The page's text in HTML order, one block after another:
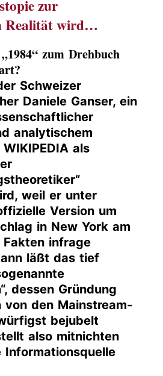
zur
Realität wird…
zum Drehbuch
Schweizer
Daniele Ganser, ein
analytischem
als
weil er unter
Version um
in New York am
Fakten infrage
läßt das tief
dessen Gründung
den Mainstream-
bejubelt
also mitnichten
Informationsquelle